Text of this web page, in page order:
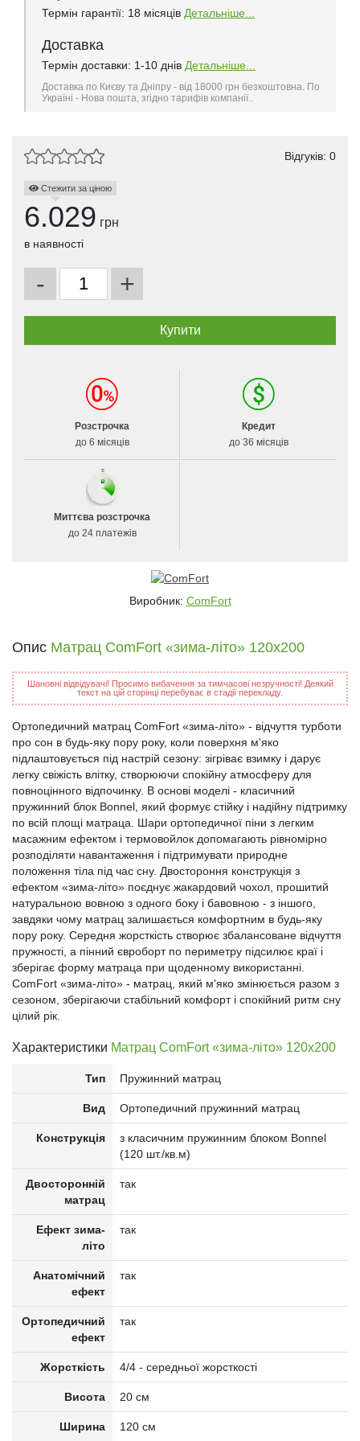
Термін гарантії: 18 місяців Детальніше...
Доставка
Термін доставки: 1-10 днів Детальніше...
Доставка по Києву та Дніпру - від 18000 грн безкоштовна. По
Україні - Нова пошта, згідно тарифів компанії..
Відгуків: 0
Стежити за ціною
6.029 грн
в наявності
- +
Розстрочка
до 6 місяців
Кредит
до 36 місяців
Миттєва розстрочка
до 24 платежів
Виробник: ComFort
Опис Матрац ComFort «зима-літо» 120x200
Шановні відвідувачі! Просимо вибачення за тимчасові незручності! Деякий
текст на цій сторінці перебуває в стадії перекладу.
Ортопедичний матрац ComFort «зима-літо» - відчуття турботи
про сон в будь-яку пору року, коли поверхня м'яко
підлаштовується під настрій сезону: зігріває взимку і дарує
легку свіжість влітку, створюючи спокійну атмосферу для
повноцінного відпочинку. В основі моделі - класичний
пружинний блок Bonnel, який формує стійку і надійну підтримку
по всій площі матраца. Шари ортопедичної піни з легким
масажним ефектом і термовойлок допомагають рівномірно
розподіляти навантаження і підтримувати природне
положення тіла під час сну. Двостороння конструкція з
ефектом «зима-літо» поєднує жакардовий чохол, прошитий
натуральною вовною з одного боку і бавовною - з іншого,
завдяки чому матрац залишається комфортним в будь-яку
пору року. Середня жорсткість створює збалансоване відчуття
пружності, а пінний євроборт по периметру підсилює краї і
зберігає форму матраца при щоденному використанні.
ComFort «зима-літо» - матрац, який м'яко змінюється разом з
сезоном, зберігаючи стабільний комфорт і спокійний ритм сну
цілий рік.
Характеристики Матрац ComFort «зима-літо» 120x200
Тип Пружинний матрац
Вид Ортопедичний пружинний матрац
Конструкція
з класичним пружинним блоком Bonnel
(120 шт./кв.м)
Двосторонній
матрац
так
Ефект зима-
літо
так
Анатомічний
ефект
так
Ортопедичний
ефект
так
Жорсткість 4/4 - середньої жорсткості
Висота 20 см
Ширина 120 см